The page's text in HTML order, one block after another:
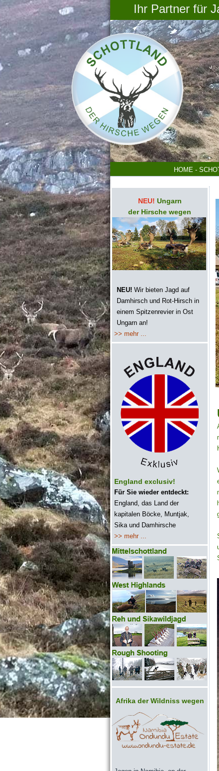
Ihr Partner für
HOME -
NEU! Ungarn
der Hirsche wegen
NEU! Wir bieten Jagd auf
Damhirsch und Rot-Hirsch in
einem Spitzenrevier in Ost
Ungarn an!
>> mehr ...
England exclusiv!
Für Sie wieder entdeckt:
England, das Land der
kapitalen Böcke, Muntjak,
Sika und Damhirsche
>> mehr ...
Afrika der Wildniss wegen